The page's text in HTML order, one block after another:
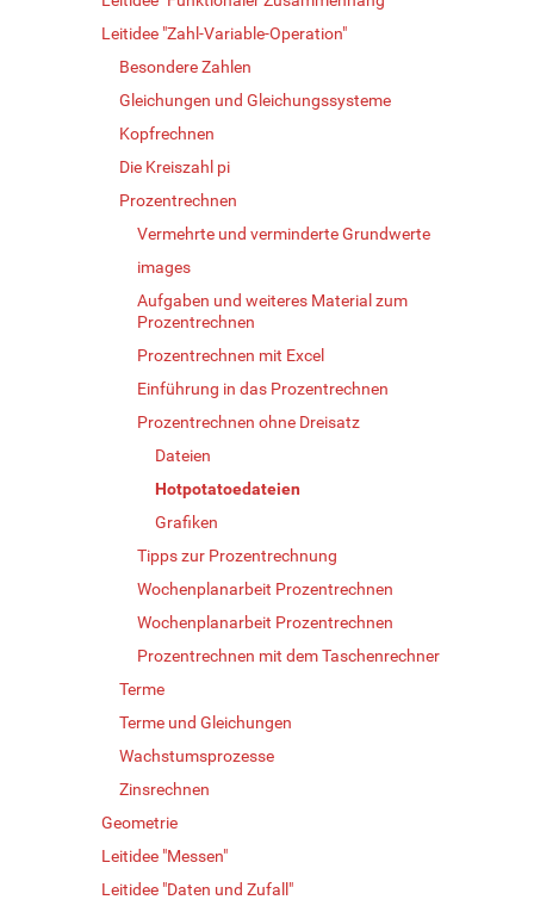
Leitidee "Zahl-Variable-Operation"
Besondere Zahlen
Gleichungen und Gleichungssysteme
Kopfrechnen
Die Kreiszahl pi
Prozentrechnen
Vermehrte und verminderte Grundwerte
images
Aufgaben und weiteres Material zum
Prozentrechnen
Prozentrechnen mit Excel
Einführung in das Prozentrechnen
Prozentrechnen ohne Dreisatz
Dateien
Hotpotatoedateien
Grafiken
Tipps zur Prozentrechnung
Wochenplanarbeit Prozentrechnen
Wochenplanarbeit Prozentrechnen
Prozentrechnen mit dem Taschenrechner
Terme
Terme und Gleichungen
Wachstumsprozesse
Zinsrechnen
Geometrie
Leitidee "Messen"
Leitidee "Daten und Zufall"